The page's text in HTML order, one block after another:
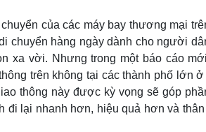
Xe máy
Tư vấn
Giải trí
Nghệ sĩ
của các máy bay thương mại
chuyển hàng ngày dành cho người
xa vời. Nhưng trong một báo cáo
trên không tại các thành phố lớn
thông này được kỳ vọng sẽ góp
đi lại nhanh hơn, hiệu quả hơn và thân